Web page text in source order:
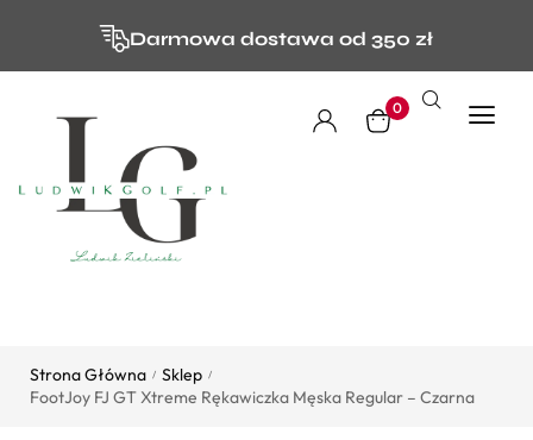
Darmowa dostawa od 350 zł
0
Strona Główna / Sklep /
FootJoy FJ GT Xtreme Rękawiczka Męska Regular – Czarna